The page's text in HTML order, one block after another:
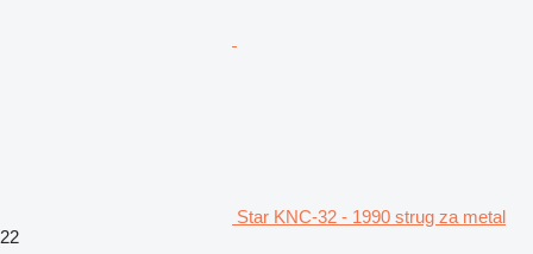
Star KNC-32 - 1990 strug za metal
22